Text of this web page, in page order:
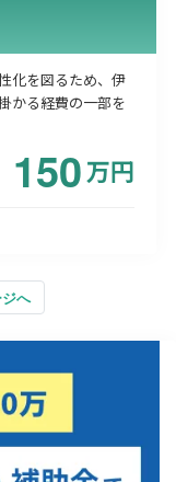
化を図るため、伊
かる経費の一部を
150万円
へ